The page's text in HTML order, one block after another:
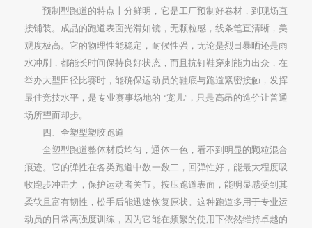
预制型跑道的特点十分鲜明，它是工厂预制好卷材，到现场直
接铺装。成品的跑道表面光滑如镜，无颗粒感，线条笔直清晰，美
观度极高。它的物理性能稳定，耐候性强，无论是烈日暴晒还是雨
水冲刷，都能长时间保持良好状态，而且抗钉鞋穿刺能力出众，在
举办大型田径比赛时，能确保运动员的鞋底与跑道紧密接触，发挥
最佳竞技水平，是专业赛事场地的 “宠儿”，只是高昂的造价让普通
场所望而却步。
四、全塑型塑胶跑道
全塑型跑道整体材质均匀，通体一色，看不到明显的颗粒混合
痕迹。它的弹性在各类跑道中数一数二，回弹性好，能最大程度吸
收跑步冲击力，保护运动者关节。按压跑道表面，能明显感受到其
柔软且富有韧性，松手后能迅速恢复原状。这种跑道多用于专业运
动员的日常高强度训练，因为它能在频繁的使用下依然维持卓越的